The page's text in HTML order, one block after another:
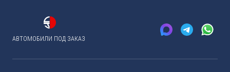
АВТОМОБИЛИ ПОД ЗАКАЗ